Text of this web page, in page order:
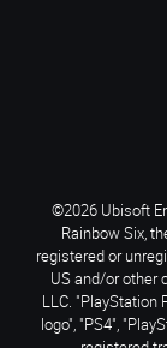
©2026 Ubisoft
Rainbow Six,
registered or
US and/or other
LLC. "PlayStation
logo", "PS4",